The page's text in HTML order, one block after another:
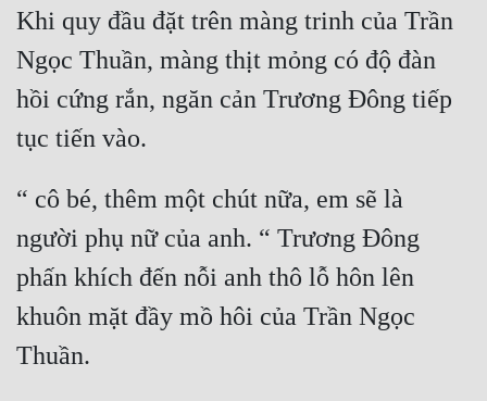
Khi quy đầu đặt trên màng trinh của Trần
Ngọc Thuần, màng thịt mỏng có độ đàn
hồi cứng rắn, ngăn cản Trương Đông tiếp
“ cô bé, thêm một chút nữa, em sẽ là
người phụ nữ của anh. “ Trương Đông
phấn khích đến nỗi anh thô lỗ hôn lên
khuôn mặt đầy mồ hôi của Trần Ngọc